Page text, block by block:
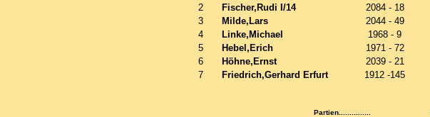
2
Fischer,Rudi I/14 2084 - 18
3
Milde,Lars 2044 - 49
4
Linke,Michael 1968 - 9
5
Hebel,Erich 1971 - 72
6
Höhne,Ernst 2039 - 21
7
Friedrich,Gerhard Erfurt 1912 -145
Partien...............